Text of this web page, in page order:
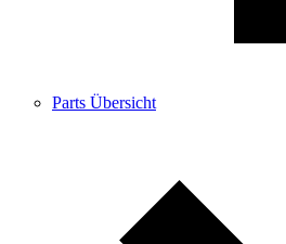
Parts Übersicht